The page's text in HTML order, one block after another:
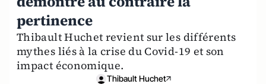
pertinence
Thibault Huchet revient sur les différents
mythes liés à la crise du Covid-19 et son
impact économique.
Thibault Huchet